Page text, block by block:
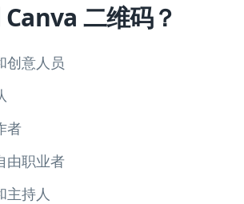
二维码？
创意人员
者
由职业者
主持人